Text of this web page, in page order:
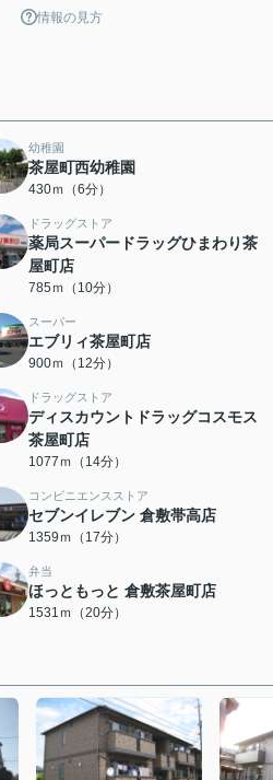
情報の見方
幼稚園
茶屋町西幼稚園
430ｍ（6分）
ドラッグストア
薬局スーパードラッグひまわり茶
屋町店
785ｍ（10分）
スーパー
エブリィ茶屋町店
900ｍ（12分）
ドラッグストア
ディスカウントドラッグコスモス
茶屋町店
1077ｍ（14分）
コンビニエンスストア
セブンイレブン 倉敷帯高店
1359ｍ（17分）
弁当
ほっともっと 倉敷茶屋町店
1531ｍ（20分）